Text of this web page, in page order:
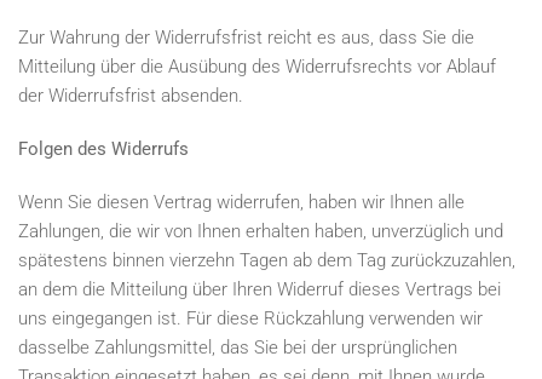
Zur Wahrung der Widerrufsfrist reicht es aus, dass Sie die
Mitteilung über die Ausübung des Widerrufsrechts vor Ablauf
der Widerrufsfrist absenden.
Folgen des Widerrufs
Wenn Sie diesen Vertrag widerrufen, haben wir Ihnen alle
Zahlungen, die wir von Ihnen erhalten haben, unverzüglich und
spätestens binnen vierzehn Tagen ab dem Tag zurückzuzahlen,
an dem die Mitteilung über Ihren Widerruf dieses Vertrags bei
uns eingegangen ist. Für diese Rückzahlung verwenden wir
dasselbe Zahlungsmittel, das Sie bei der ursprünglichen